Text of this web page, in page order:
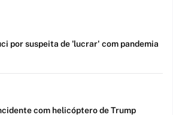
por suspeita de 'lucrar' com pandemia
com helicóptero de Trump